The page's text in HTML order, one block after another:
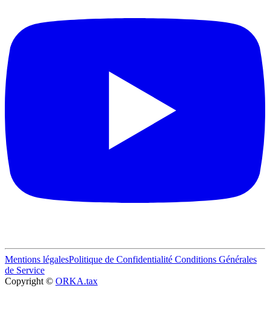
Mentions légalesPolitique de Confidentialité Conditions Générales
de Service
Copyright © ORKA.tax